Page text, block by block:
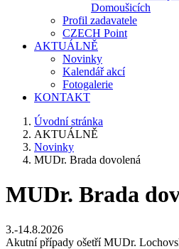
Domoušicích
Profil zadavatele
CZECH Point
AKTUÁLNĚ
Novinky
Kalendář akcí
Fotogalerie
KONTAKT
Úvodní stránka
AKTUÁLNĚ
Novinky
MUDr. Brada dovolená
MUDr. Brada
3.-14.8.2026
Akutní případy ošetří MUDr.